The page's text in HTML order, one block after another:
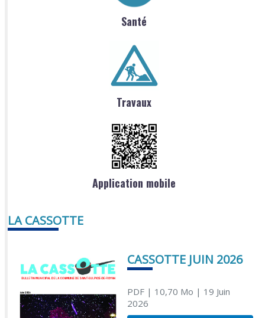
Santé
Travaux
Application mobile
LA CASSOTTE
CASSOTTE JUIN 2026
PDF| 10,70 Mo | 19 Juin
2026